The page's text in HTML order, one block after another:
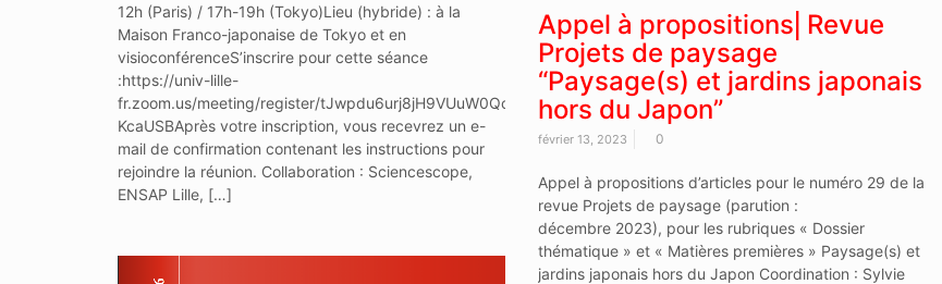
12h (Paris) / 17h-19h (Tokyo)Lieu (hybride) : à la
Maison Franco-japonaise de Tokyo et en
visioconférenceS’inscrire pour cette séance
:https://univ-lille-
fr.zoom.us/meeting/register/tJwpdu6urj8jH9VUuW0Qcly8UQr7f-
KcaUSBAprès votre inscription, vous recevrez un e-
mail de confirmation contenant les instructions pour
rejoindre la réunion. Collaboration : Sciencescope,
ENSAP Lille, […]
Appel à propositions⎜Revue
Projets de paysage
“Paysage(s) et jardins japonais
hors du Japon”
février 13, 2023 0
Appel à propositions d’articles pour le numéro 29 de la
revue Projets de paysage (parution :
décembre 2023), pour les rubriques « Dossier
thématique » et « Matières premières » Paysage(s) et
jardins japonais hors du Japon Coordination : Sylvie